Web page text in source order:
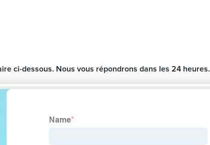
ci-dessous. Nous vous répondrons dans les 24 heures.